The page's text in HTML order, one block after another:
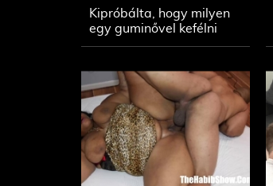
Kipróbálta, hogy milyen
egy guminővel kefélni